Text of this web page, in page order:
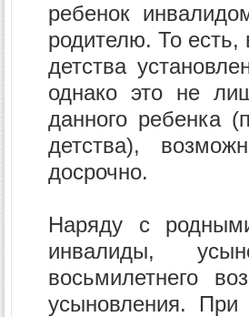
ребенок
родителю. То есть,
детства
однако это не
данного ребенка
детства),
досрочно.
Наряду с
инвалиды,
восьмилетнего
усыновления. При